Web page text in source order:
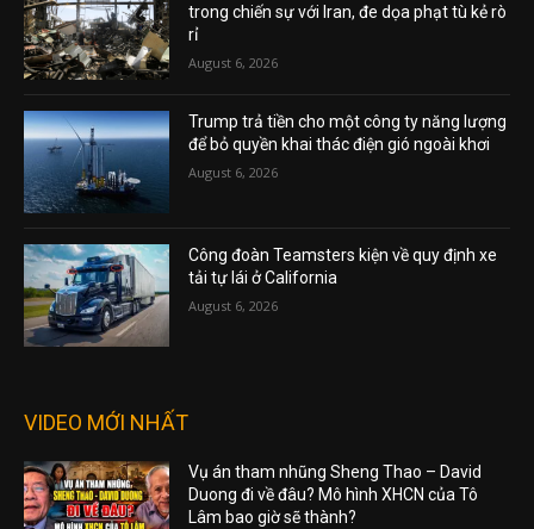
trong chiến sự với Iran, đe dọa phạt tù kẻ rò
rỉ
August 6, 2026
Trump trả tiền cho một công ty năng lượng
để bỏ quyền khai thác điện gió ngoài khơi
August 6, 2026
Công đoàn Teamsters kiện về quy định xe
tải tự lái ở California
August 6, 2026
VIDEO MỚI NHẤT
Vụ án tham nhũng Sheng Thao – David
Duong đi về đâu? Mô hình XHCN của Tô
Lâm bao giờ sẽ thành?